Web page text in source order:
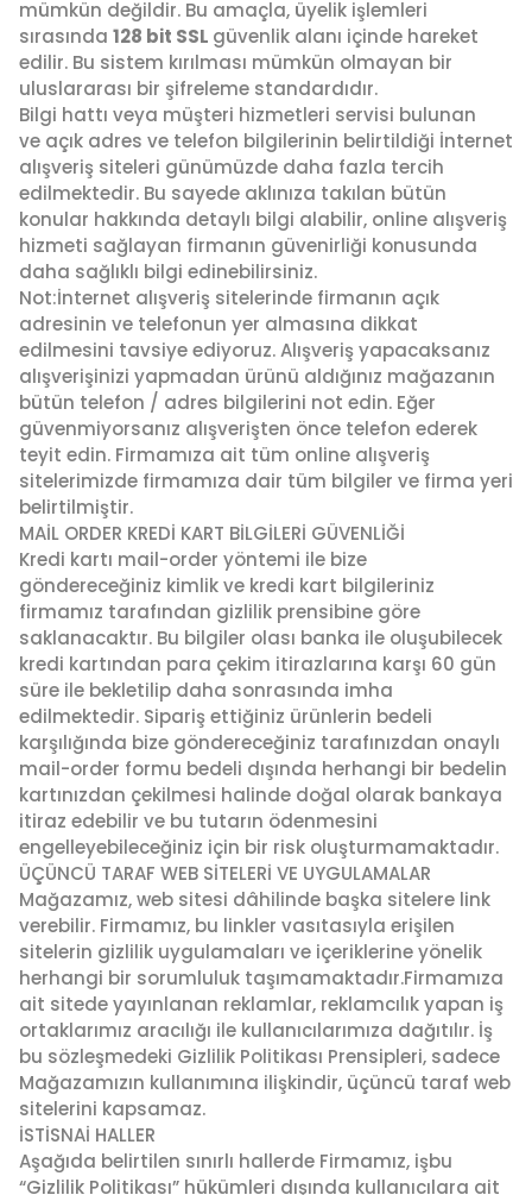
mümkün değildir. Bu amaçla, üyelik işlemleri
sırasında 128 bit SSL güvenlik alanı içinde hareket
edilir. Bu sistem kırılması mümkün olmayan bir
uluslararası bir şifreleme standardıdır.
Bilgi hattı veya müşteri hizmetleri servisi bulunan
ve açık adres ve telefon bilgilerinin belirtildiği İnternet
alışveriş siteleri günümüzde daha fazla tercih
edilmektedir. Bu sayede aklınıza takılan bütün
konular hakkında detaylı bilgi alabilir, online alışveriş
hizmeti sağlayan firmanın güvenirliği konusunda
daha sağlıklı bilgi edinebilirsiniz.
Not:İnternet alışveriş sitelerinde firmanın açık
adresinin ve telefonun yer almasına dikkat
edilmesini tavsiye ediyoruz. Alışveriş yapacaksanız
alışverişinizi yapmadan ürünü aldığınız mağazanın
bütün telefon / adres bilgilerini not edin. Eğer
güvenmiyorsanız alışverişten önce telefon ederek
teyit edin. Firmamıza ait tüm online alışveriş
sitelerimizde firmamıza dair tüm bilgiler ve firma yeri
belirtilmiştir.
MAİL ORDER KREDİ KART BİLGİLERİ GÜVENLİĞİ
Kredi kartı mail-order yöntemi ile bize
göndereceğiniz kimlik ve kredi kart bilgileriniz
firmamız tarafından gizlilik prensibine göre
saklanacaktır. Bu bilgiler olası banka ile oluşubilecek
kredi kartından para çekim itirazlarına karşı 60 gün
süre ile bekletilip daha sonrasında imha
edilmektedir. Sipariş ettiğiniz ürünlerin bedeli
karşılığında bize göndereceğiniz tarafınızdan onaylı
mail-order formu bedeli dışında herhangi bir bedelin
kartınızdan çekilmesi halinde doğal olarak bankaya
itiraz edebilir ve bu tutarın ödenmesini
engelleyebileceğiniz için bir risk oluşturmamaktadır.
ÜÇÜNCÜ TARAF WEB SİTELERİ VE UYGULAMALAR
Mağazamız, web sitesi dâhilinde başka sitelere link
verebilir. Firmamız, bu linkler vasıtasıyla erişilen
sitelerin gizlilik uygulamaları ve içeriklerine yönelik
herhangi bir sorumluluk taşımamaktadır.Firmamıza
ait sitede yayınlanan reklamlar, reklamcılık yapan iş
ortaklarımız aracılığı ile kullanıcılarımıza dağıtılır. İş
bu sözleşmedeki Gizlilik Politikası Prensipleri, sadece
Mağazamızın kullanımına ilişkindir, üçüncü taraf web
sitelerini kapsamaz.
İSTİSNAİ HALLER
Aşağıda belirtilen sınırlı hallerde Firmamız, işbu
“Gizlilik Politikası” hükümleri dışında kullanıcılara ait